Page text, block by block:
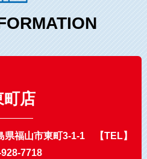
町店
県福山市東町3-1-1 【TEL】
7718